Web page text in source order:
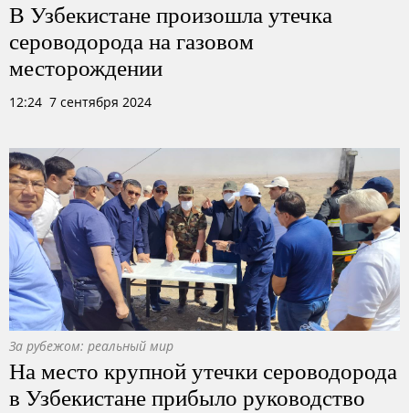
В Узбекистане произошла утечка
сероводорода на газовом
месторождении
12:24 7 сентября 2024
За рубежом: реальный мир
На место крупной утечки сероводорода
в Узбекистане прибыло руководство